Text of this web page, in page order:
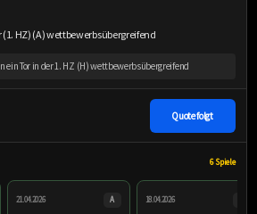
HZ) (A) wettbewerbsübergreifend
ein Tor in der 1. HZ (H) wettbewerbsübergreifend
Quote folgt
6 Spiele
21.04.2026 A 18.04.2026